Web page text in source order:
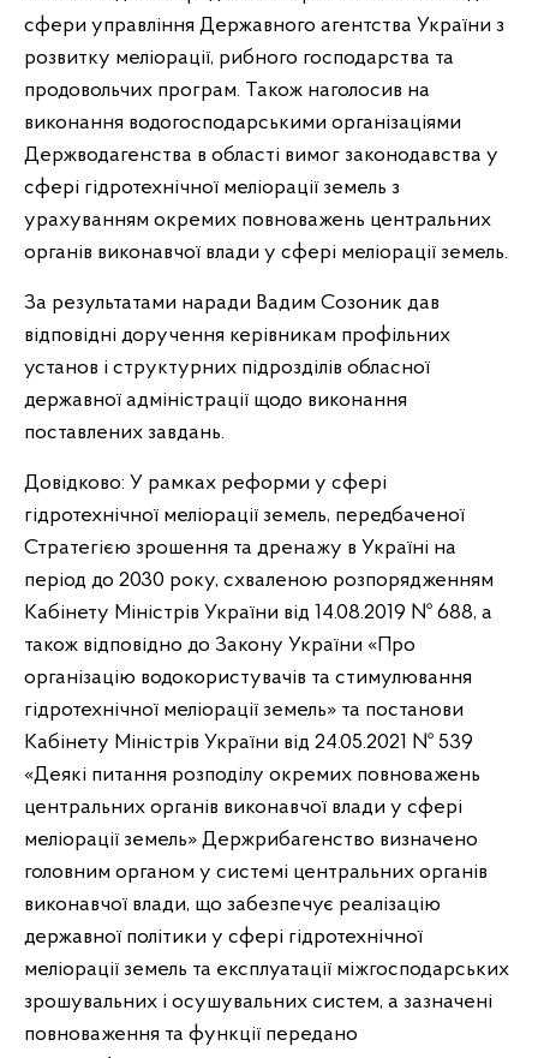
сфери управління Державного агентства України з
розвитку меліорації, рибного господарства та
продовольчих програм. Також наголосив на
виконання водогосподарськими організаціями
Держводагенства в області вимог законодавства у
сфері гідротехнічної меліорації земель з
урахуванням окремих повноважень центральних
органів виконавчої влади у сфері меліорації земель.
За результатами наради Вадим Созоник дав
відповідні доручення керівникам профільних
установ і структурних підрозділів обласної
державної адміністрації щодо виконання
поставлених завдань.
Довідково: У рамках реформи у сфері
гідротехнічної меліорації земель, передбаченої
Стратегією зрошення та дренажу в Україні на
період до 2030 року, схваленою розпорядженням
Кабінету Міністрів України від 14.08.2019 № 688, а
також відповідно до Закону України «Про
організацію водокористувачів та стимулювання
гідротехнічної меліорації земель» та постанови
Кабінету Міністрів України від 24.05.2021 № 539
«Деякі питання розподілу окремих повноважень
центральних органів виконавчої влади у сфері
меліорації земель» Держрибагенство визначено
головним органом у системі центральних органів
виконавчої влади, що забезпечує реалізацію
державної політики у сфері гідротехнічної
меліорації земель та експлуатації міжгосподарських
зрошувальних і осушувальних систем, а зазначені
повноваження та функції передано